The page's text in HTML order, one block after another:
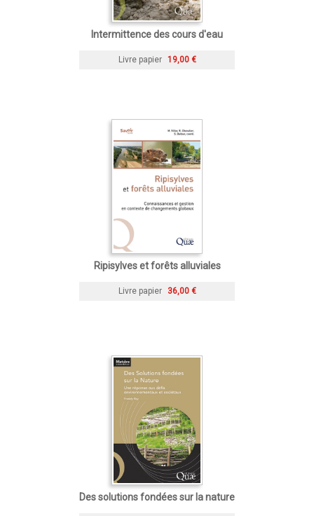
Intermittence des cours d'eau
Livre papier 19,00 €
Ripisylves et forêts alluviales
Livre papier 36,00 €
Des solutions fondées sur la nature